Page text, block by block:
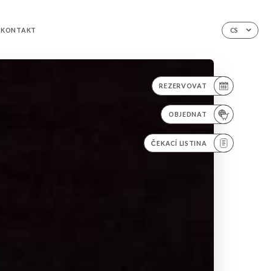
CS
KONTAKT
REZERVOVAT
OBJEDNAT
ČEKACÍ LISTINA